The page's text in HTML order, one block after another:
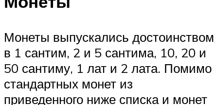
Монеты выпускались достоинством
в 1 сантим, 2 и 5 сантима, 10, 20 и
50 сантиму, 1 лат и 2 лата. Помимо
стандартных монет из
приведенного ниже списка и монет